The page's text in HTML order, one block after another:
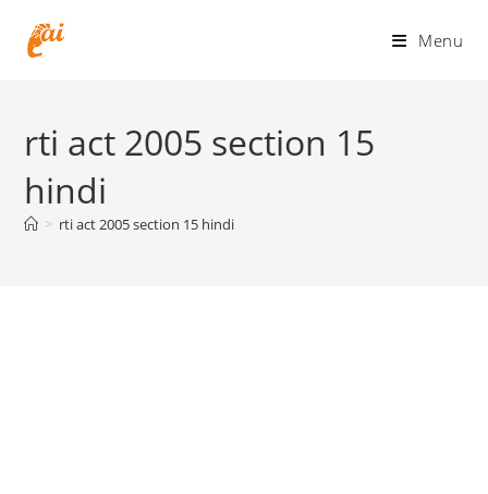
Menu
rti act 2005 section 15
hindi
> rti act 2005 section 15 hindi